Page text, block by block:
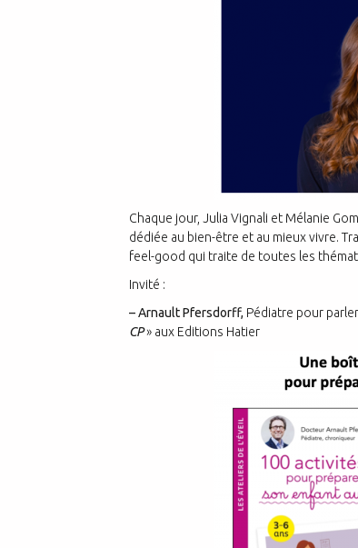
Chaque jour, Julia Vignali et Mélanie
dédiée au bien-être et au mieux vivre.
feel-good qui traite de toutes les
Invité :
– Arnault Pfersdorff, Pédiatre pour
CP» aux Editions Hatier